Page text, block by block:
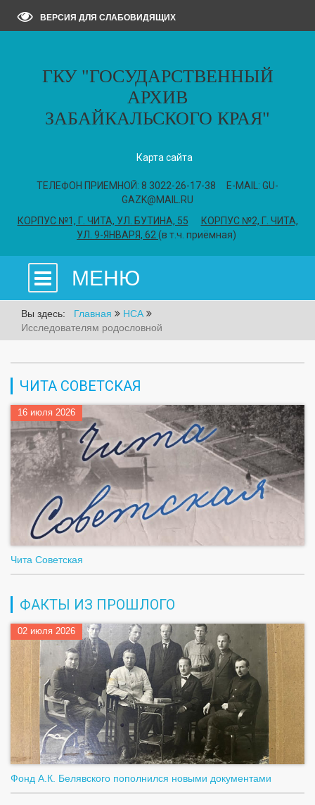
ВЕРСИЯ ДЛЯ СЛАБОВИДЯЩИХ
ГКУ "ГОСУДАРСТВЕННЫЙ
АРХИВ
ЗАБАЙКАЛЬСКОГО КРАЯ"
Карта сайта
ТЕЛЕФОН ПРИЕМНОЙ: 8 3022-26-17-38 E-MAIL: GU-
GAZK@MAIL.RU
КОРПУС №1, Г. ЧИТА, УЛ. БУТИНА, 55
КОРПУС №2, Г. ЧИТА,
УЛ. 9-ЯНВАРЯ, 62 (в т.ч. приёмная)
МЕНЮ
Вы здесь: Главная
НСА
Исследователям родословной
ЧИТА СОВЕТСКАЯ
16 июля 2026
Чита Советская
ФАКТЫ ИЗ ПРОШЛОГО
02 июля 2026
Фонд А.К. Белявского пополнился новыми документами